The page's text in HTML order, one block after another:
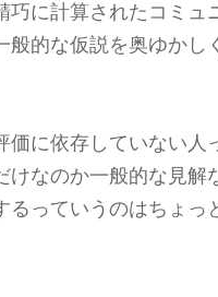
に計算されたコミュ
的な仮説を奥ゆかし
に依存していない人
なのか一般的な見解
っていうのはちょっ